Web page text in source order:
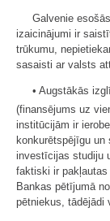
Galvenie
izaicinājumi ir
trūkumu,
sasaisti ar valsts
• Augstākās
(finansējums uz
institūcijām ir
konkurētspējīgu
investīcijas studiju
faktiski ir
Bankas pētījumā
pētniekus, tādējādi